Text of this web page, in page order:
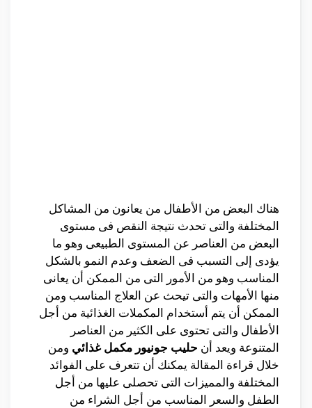
هناك البعض من الأطفال من يعانون من المشاكل
المختلفة والتى تحدث نتيجة النقص فى مستوى
البعض من العناصر عن المستوى الطبيعى وهو ما
يؤدى إلى التسبب فى الضعف وعدم النمو بالشكل
المناسب وهو من الأمور التى من الممكن أن يعانى
منها الأمهات والتى تيحث عن العلاج المناسب ومن
الممكن أن يتم أستخدام المكملات الغذائية من أجل
الأطفال والتى تحتوى على الكثير من العناصر
المتنوعة ويعد أن حليب جونيور مكمل غذائي ومن
خلال قراءة المقالة يمكنك أن تتعرف على الفوائد
المختلفة والمميزات التى تحصلى عليها من أجل
الطفل والسعر المناسب من أجل الشراء من